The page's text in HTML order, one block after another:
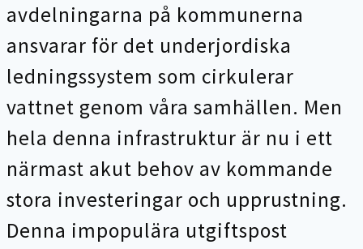
avdelningarna på kommunerna
ansvarar för det underjordiska
ledningssystem som cirkulerar
vattnet genom våra samhällen. Men
hela denna infrastruktur är nu i ett
närmast akut behov av kommande
stora investeringar och upprustning.
Denna impopulära utgiftspost